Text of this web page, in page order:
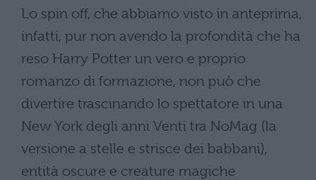
Lo spin off, che abbiamo visto in anteprima,
infatti, pur non avendo la profondità che ha
reso Harry Potter un vero e proprio
romanzo di formazione, non può che
divertire trascinando lo spettatore in una
New York degli anni Venti tra NoMag (la
versione a stelle e strisce dei babbani),
entità oscure e creature magiche